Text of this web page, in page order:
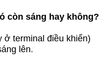
còn sáng hay không?
ở terminal điều khiển)
lên.